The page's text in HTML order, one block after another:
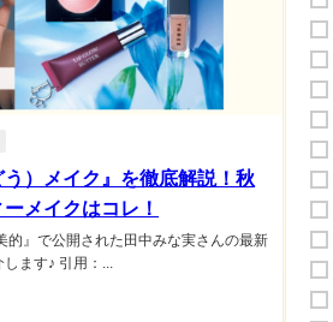
）メイク』を徹底解説！秋
メイクはコレ！
的』で公開された田中みな実さんの最新
ます♪ 引用：...